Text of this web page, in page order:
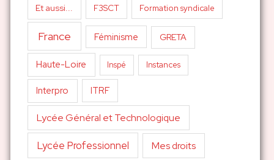
Et aussi... F3SCT Formation syndicale
France Féminisme GRETA
Haute-Loire Inspé Instances
Interpro ITRF
Lycée Général et Technologique
Lycée Professionnel Mes droits